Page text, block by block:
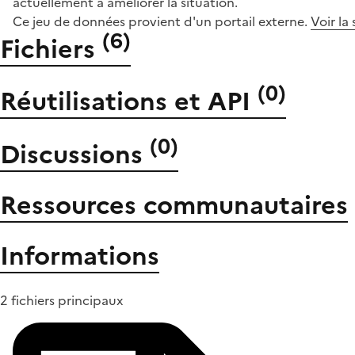
Ce jeu de données provient d'un portail externe. Voir la
Fichiers (6)
Réutilisations et API (0)
Discussions (0)
Ressources communautaires
Informations
2 fichiers principaux